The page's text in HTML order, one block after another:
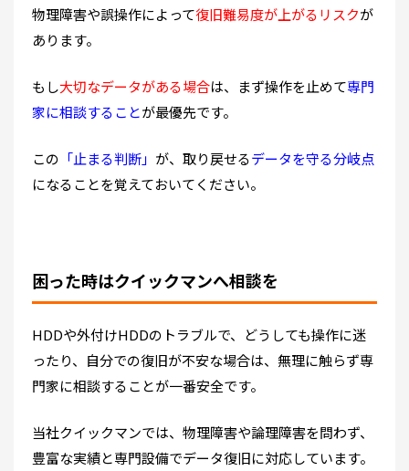
物理障害や誤操作によって復旧難易度が上がるリスクが
あります。
もし大切なデータがある場合は、まず操作を止めて専門
家に相談することが最優先です。
この 「止まる判断」 が、取り戻せるデータを守る分岐点
になることを覚えておいてください。
困った時はクイックマンへ相談を
HDDや外付けHDDのトラブルで、どうしても操作に迷
ったり、自分での復旧が不安な場合は、 無理に触らず専
門家に相談することが一番安全です。
当社クイックマンでは、物理障害や論理障害を問わず、
豊富な実績と専門設備でデータ復旧に対応しています。